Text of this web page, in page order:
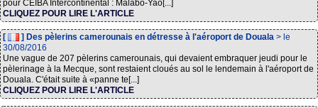
pour CEIBA Intercontinental : Malabo-Yao[...]
CLIQUEZ POUR LIRE L'ARTICLE
[ ] Des pèlerins camerounais en détresse à l'aéroport de Douala > le
30/08/2016
Une vague de 207 pèlerins camerounais, qui devaient embraquer jeudi pour le
pèlerinage à la Mecque, sont restaient cloués au sol le lendemain à l'aéroport de
Douala. C'était suite à «panne te[...]
CLIQUEZ POUR LIRE L'ARTICLE